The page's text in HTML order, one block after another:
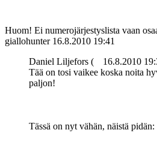
Huom! Ei numerojärjestyslista vaan
giallohunter 16.8.2010 19:41
Daniel Liljefors (
16.8.2010
Tää on tosi vaikee koska noita
paljon!
Tässä on nyt vähän, näistä pidän: